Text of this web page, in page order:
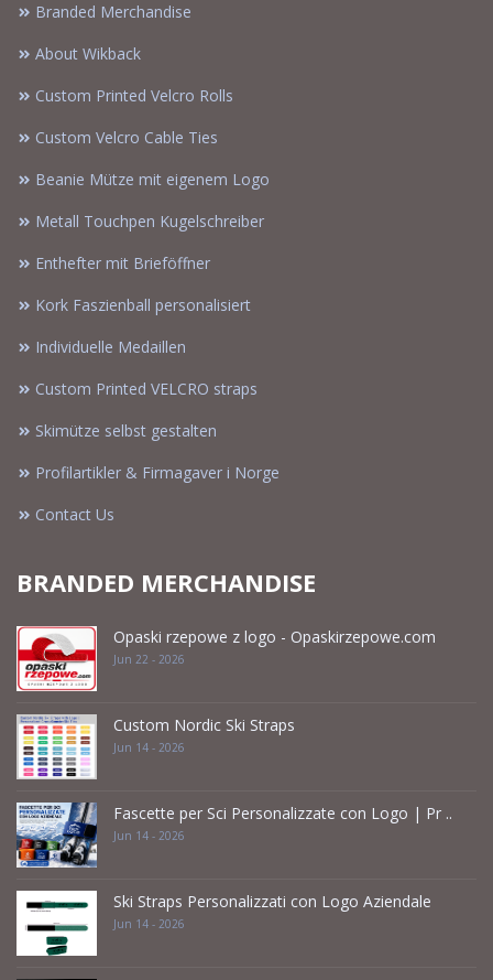
Branded Merchandise
About Wikback
Custom Printed Velcro Rolls
Custom Velcro Cable Ties
Beanie Mütze mit eigenem Logo
Metall Touchpen Kugelschreiber
Enthefter mit Brieföffner
Kork Faszienball personalisiert
Individuelle Medaillen
Custom Printed VELCRO straps
Skimütze selbst gestalten
Profilartikler & Firmagaver i Norge
Contact Us
BRANDED MERCHANDISE
Opaski rzepowe z logo - Opaskirzepowe.com
Jun 22 - 2026
Custom Nordic Ski Straps
Jun 14 - 2026
Fascette per Sci Personalizzate con Logo | Pr ..
Jun 14 - 2026
Ski Straps Personalizzati con Logo Aziendale
Jun 14 - 2026